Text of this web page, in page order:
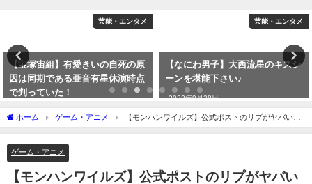
芸能・エンタメ
【宝塚宙組】有愛きいの自死の原
因は同期である亜音有星休演時点
で判っていた！
芸能・エンタメ
【なにわ男子】大西流星のキスシ
ーンを堪能下さい♪
2023年9月28日
ホーム ゲーム・アニメ
【モンハンワイルズ】公式ポストのリプがヤバい事
に…ワロタｗｗっ
ゲーム・アニメ
【モンハンワイルズ】公式ポストのリプがヤバい